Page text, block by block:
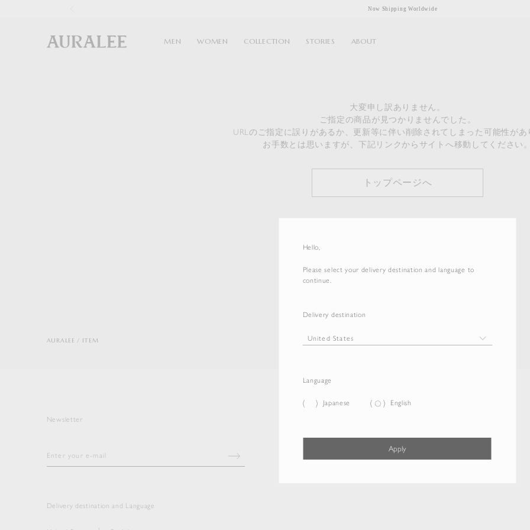
Hello,
Please select your delivery destination and language to
continue.
Delivery destination
Language
Japanese English
Apply
Now Shipping Worldwide
MEN WOMEN COLLECTION STORIES ABOUT
大変申し訳ありません。
ご指定の商品が見つかりませんでした。
URLのご指定に誤りがあるか、更新等に伴い削除されてしまった可能性があ
お手数とは思いますが、下記リンクからサイトへ移動してください。
トップページへ
AURALEE ITEM
Newsletter
Delivery destination and Language